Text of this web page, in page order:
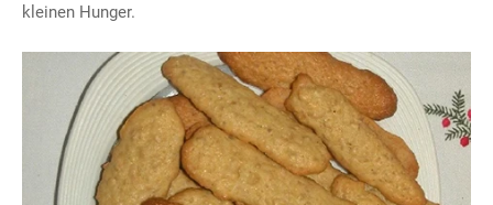
kleinen Hunger.